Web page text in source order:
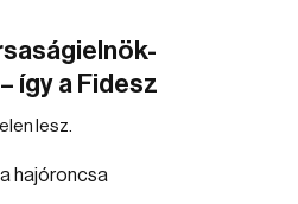
így a Fidesz
lesz.